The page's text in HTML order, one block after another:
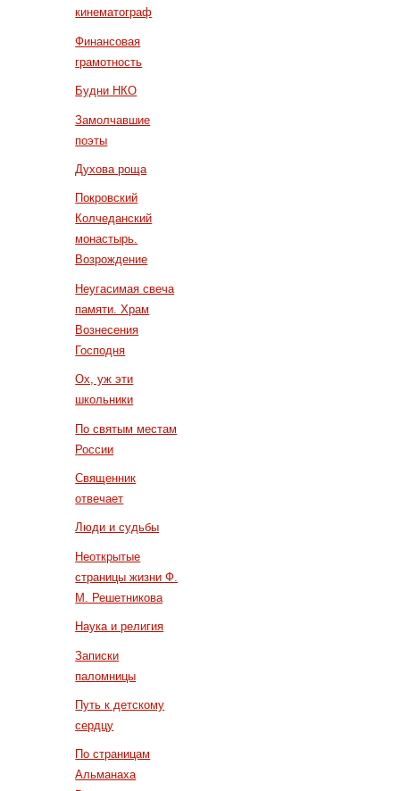
кинематограф
Финансовая
грамотность
Будни НКО
Замолчавшие
поэты
Духова роща
Покровский
Колчеданский
монастырь.
Возрождение
Неугасимая свеча
памяти. Храм
Вознесения
Господня
Ох, уж эти
школьники
По святым местам
России
Священник
отвечает
Люди и судьбы
Неоткрытые
страницы жизни Ф.
М. Решетникова
Наука и религия
Записки
паломницы
Путь к детскому
сердцу
По страницам
Альманаха